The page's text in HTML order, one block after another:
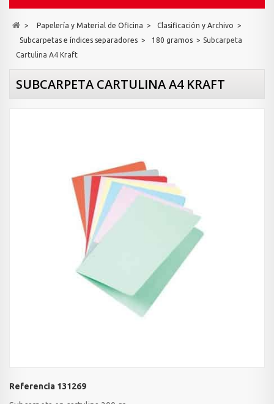
> Papelería y Material de Oficina > Clasificación y Archivo >
Subcarpetas e índices separadores > 180 gramos > Subcarpeta
Cartulina A4 Kraft
SUBCARPETA CARTULINA A4 KRAFT
Referencia 131269